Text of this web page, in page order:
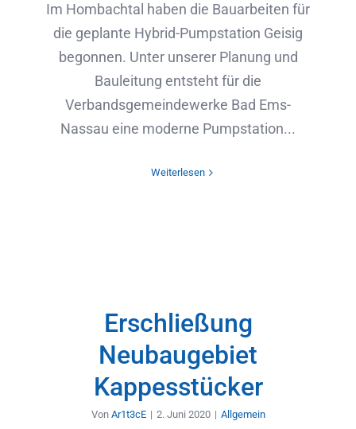
Im Hombachtal haben die Bauarbeiten für
die geplante Hybrid-Pumpstation Geisig
begonnen. Unter unserer Planung und
Bauleitung entsteht für die
Verbandsgemeindewerke Bad Ems-
Nassau eine moderne Pumpstation...
Weiterlesen
Erschließung
Neubaugebiet
Kappesstücker
Von Ar1t3cE | 2. Juni 2020 | Allgemein